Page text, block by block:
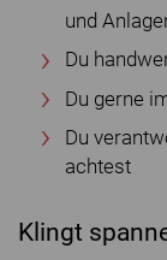
und
Du
Du gerne
Du
achtest
Klingt